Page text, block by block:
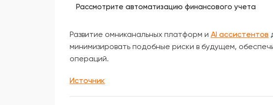
Рассмотрите автоматизацию финансового учета
Развитие омниканальных платформ и AI ассистентов
минимизировать подобные риски в будущем,
операций.
Источник